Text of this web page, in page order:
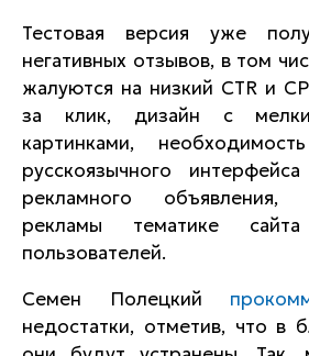
Тестовая версия уже
негативных отзывов, в том
жалуются на низкий CTR и
за клик, дизайн с
картинками,
русскоязычного
рекламного объявления,
рекламы тематике
пользователей.
Семен Полецкий
недостатки, отметив, что в